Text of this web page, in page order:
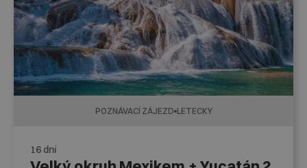
POZNÁVACÍ ZÁJEZD LETECKY
16 dní